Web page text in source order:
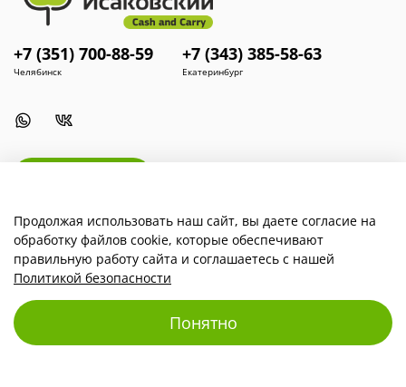
Наша компания
Для покупателей
+7 (351) 700-88-59
Челябинск
+7 (343) 385-58-63
Екатеринбург
Продолжая использовать наш сайт, вы даете согласие на
обработку файлов cookie, которые обеспечивают
правильную работу сайта и соглашаетесь с нашей
Политикой безопасности
Понятно